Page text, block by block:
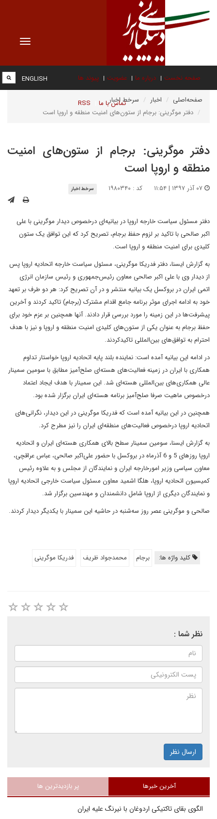
Toggle
صفحه نخست درباره ما عضویت پیوند ها
تماس با ما RSS
ENGLISH
صفحه‌اصلی اخبار
سرخط اخبار
دفتر موگرینی: برجام از ستون‌های امنیت منطقه و اروپا است
دفتر موگرینی: برجام از ستون‌های امنیت
منطقه و اروپا است
کد : ۱۹۸۰۳۴۰ سرخط اخبار
دفتر مسئول سیاست خارجه اروپا در بیانیه‌ای درخصوص دیدار موگرینی با علی
اکبر صالحی با تاکید بر لزوم حفظ برجام، تصریح کرد که این توافق یک ستون
کلیدی برای امنیت منطقه و اروپا است.
به گزارش ایسنا، دفتر فدریکا موگرینی، مسئول سیاست خارجه اتحادیه اروپا پس
از دیدار وی با علی اکبر صالحی معاون رئیس‌جمهوری و رئیس سازمان انرژی
اتمی ایران در بروکسل یک بیانیه منتشر و در آن تصریح کرد: هر دو طرف بر تعهد
خود به ادامه اجرای موثر برنامه جامع اقدام مشترک (برجام) تاکید کردند و آخرین
پیشرفت‌ها در این زمینه را مورد بررسی قرار دادند. آنها همچنین بر عزم خود برای
حفظ برجام به عنوان یکی از ستون‌های کلیدی امنیت منطقه و اروپا و نیز با هدف
احترام به توافق‌های بین‌المللی تاکیدکردند.
در ادامه این بیانیه آمده است: نماینده بلند پایه اتحادیه اروپا خواستار تداوم
همکاری با ایران در زمینه فعالیت‌های هسته‌ای صلح‌آمیز مطابق با سومین سمینار
عالی همکاری‌های بین‌المللی هسته‌ای شد. این سمینار با هدف ایجاد اعتماد
درخصوص ماهیت صرفا صلح‌آمیز برنامه هسته‌ای ایران برگزار شده بود.
همچنین در این بیانیه آمده است که فدریکا موگرینی در این دیدار، نگرانی‌های
اتحادیه اروپا درخصوص فعالیت‌های منطقه‌ای ایران را نیز مطرح کرد.
به گزارش ایسنا، سومین سمینار سطح بالای همکاری هسته‌ای ایران و اتحادیه
اروپا روزهای 5 و 6 آذرماه در بروکسل با حضور علی‌اکبر صالحی، عباس عراقچی،
معاون سیاسی وزیر امورخارجه ایران و نمایندگان از مجلس و به علاوه رئیس
کمیسیون اتحادیه اروپا، هلگا اشمید معاون مسئول سیاست خارجی اتحادیه اروپا
و نمایندگان دیگری از اروپا شامل دانشمندان و مهندسین برگزار شد.
صالحی و موگرینی عصر روز سه‌شنبه در حاشیه این سمینار با یکدیگر دیدار کردند.
کلید واژه ها: برجام محمدجواد ظریف فدریکا موگرینی
نظر شما :
ارسال نظر
آخرین خبرها پر بازدیدترین ها
الگوی بقای تاکتیکی اردوغان با نیرنگ علیه ایران